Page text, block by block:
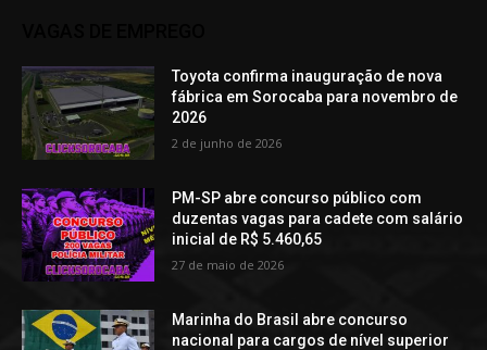
Toyota confirma inauguração de nova
fábrica em Sorocaba para novembro de
2026
2 de junho de 2026
PM-SP abre concurso público com
duzentas vagas para cadete com salário
inicial de R$ 5.460,65
27 de maio de 2026
Marinha do Brasil abre concurso
nacional para cargos de nível superior